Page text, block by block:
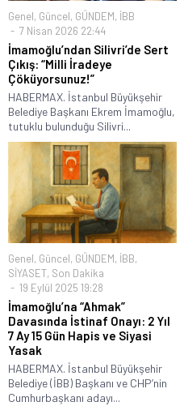
Genel, Güncel, GÜNDEM, İBB
7 Nisan 2026 22:44
İmamoğlu’ndan Silivri’de Sert
Çıkış: “Milli İradeye
Çöküyorsunuz!”
HABERMAX. İstanbul Büyükşehir
Belediye Başkanı Ekrem İmamoğlu,
tutuklu bulunduğu Silivri...
Genel, Güncel, GÜNDEM, İBB,
SİYASET, Son Dakika
19 Eylül 2025 19:28
İmamoğlu’na “Ahmak”
Davasında İstinaf Onayı: 2 Yıl
7 Ay 15 Gün Hapis ve Siyasi
Yasak
HABERMAX. İstanbul Büyükşehir
Belediye (İBB) Başkanı ve CHP’nin
Cumhurbaşkanı adayı...